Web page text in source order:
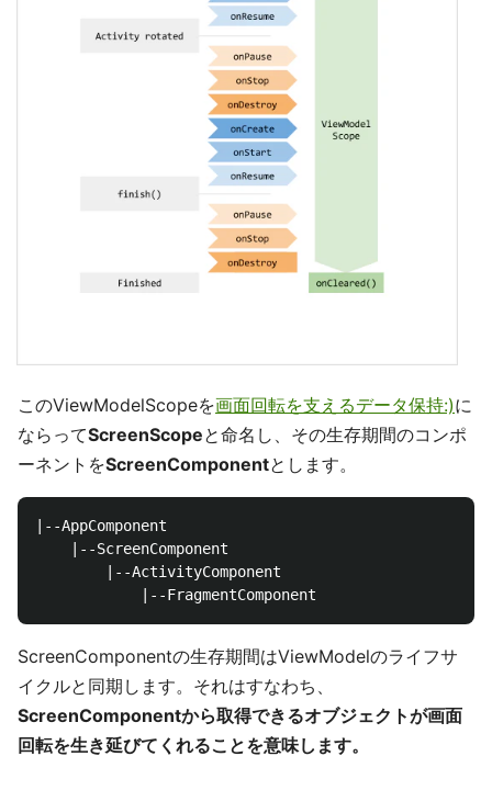
このViewModelScopeを画面回転を支えるデータ保持:)に
ならってScreenScopeと命名し、その生存期間のコンポ
ーネントをScreenComponentとします。
|--AppComponent
    |--ScreenComponent
        |--ActivityComponent
ScreenComponentの生存期間はViewModelのライフサ
イクルと同期します。それはすなわち、
ScreenComponentから取得できるオブジェクトが画面
回転を生き延びてくれることを意味します。